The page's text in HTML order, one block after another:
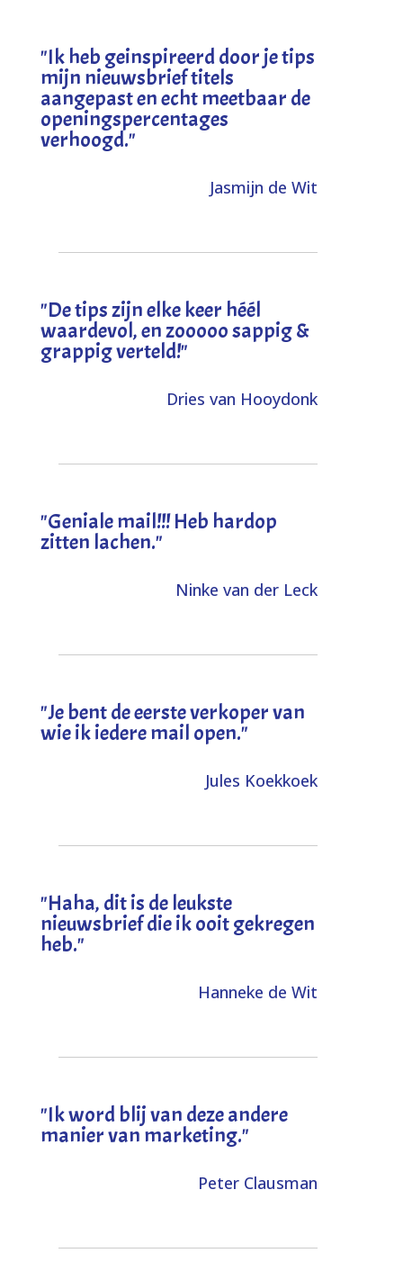
"Ik heb geinspireerd door je tips
mijn nieuwsbrief titels
aangepast en echt meetbaar de
openingspercentages
verhoogd."
Jasmijn de Wit
"De tips zijn elke keer héél
waardevol, en zooooo sappig &
grappig verteld!"
Dries van Hooydonk
"Geniale mail!!! Heb hardop
zitten lachen."
Ninke van der Leck
"Je bent de eerste verkoper van
wie ik iedere mail open."
Jules Koekkoek
"Haha, dit is de leukste
nieuwsbrief die ik ooit gekregen
heb."
Hanneke de Wit
"Ik word blij van deze andere
manier van marketing."
Peter Clausman